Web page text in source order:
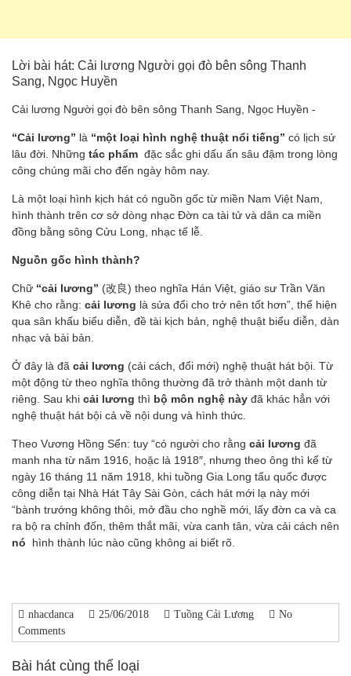
Lời bài hát: Cải lương Người gọi đò bên sông Thanh
Sang, Ngọc Huyền
Cải lương Người gọi đò bên sông Thanh Sang, Ngọc Huyền -
“Cải lương” là “một loại hình nghệ thuật nổi tiếng” có lịch sử
lâu đời. Những tác phẩm đặc sắc ghi dấu ấn sâu đậm trong lòng
công chúng mãi cho đến ngày hôm nay.
Là một loại hình kịch hát có nguồn gốc từ miền Nam Việt Nam,
hình thành trên cơ sở dòng nhạc Đờn ca tài tử và dân ca miền
đồng bằng sông Cửu Long, nhạc tế lễ.
Nguồn gốc hình thành?
Chữ “cải lương” (改良) theo nghĩa Hán Việt, giáo sư Trần Văn
Khê cho rằng: cải lương là sửa đổi cho trở nên tốt hơn”, thể hiện
qua sân khấu biểu diễn, đề tài kịch bản, nghệ thuật biểu diễn, dàn
nhạc và bài bản.
Ở đây là đã cải lương (cải cách, đổi mới) nghệ thuật hát bội. Từ
một động từ theo nghĩa thông thường đã trở thành một danh từ
riêng. Sau khi cải lương thì bộ môn nghệ này đã khác hẳn với
nghệ thuật hát bội cả về nội dung và hình thức.
Theo Vương Hồng Sển: tuy “có người cho rằng cải lương đã
manh nha từ năm 1916, hoặc là 1918″, nhưng theo ông thì kể từ
ngày 16 tháng 11 năm 1918, khi tuồng Gia Long tẩu quốc được
công diễn tại Nhà Hát Tây Sài Gòn, cách hát mới lạ này mới
“bành trướng không thôi, mở đầu cho nghề mới, lấy đờn ca và ca
ra bộ ra chỉnh đốn, thêm thắt mãi, vừa canh tân, vừa cải cách nên
nó
hình thành lúc nào cũng không ai biết rõ.
nhacdanca 25/06/2018 Tuồng Cải Lương
No
Comments
Bài hát cùng thể loại